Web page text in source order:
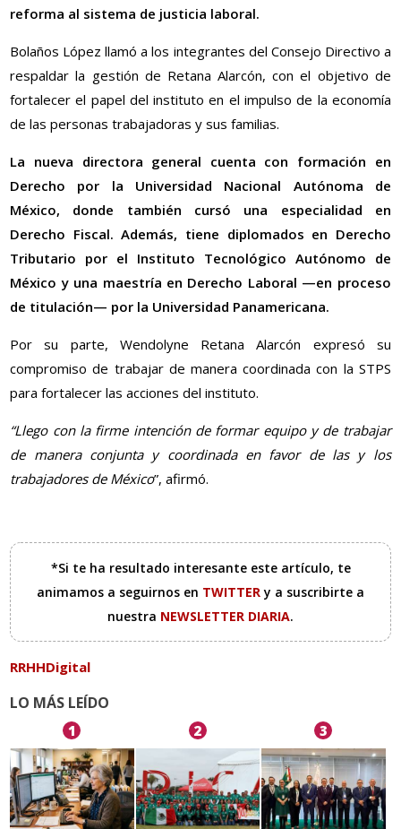
reforma al sistema de justicia laboral.
Bolaños López llamó a los integrantes del Consejo Directivo a
respaldar la gestión de Retana Alarcón, con el objetivo de
fortalecer el papel del instituto en el impulso de la economía
de las personas trabajadoras y sus familias.
La nueva directora general cuenta con formación en
Derecho por la Universidad Nacional Autónoma de
México, donde también cursó una especialidad en
Derecho Fiscal. Además, tiene diplomados en Derecho
Tributario por el Instituto Tecnológico Autónomo de
México y una maestría en Derecho Laboral —en proceso
de titulación— por la Universidad Panamericana.
Por su parte, Wendolyne Retana Alarcón expresó su
compromiso de trabajar de manera coordinada con la STPS
para fortalecer las acciones del instituto.
“Llego con la firme intención de formar equipo y de trabajar
de manera conjunta y coordinada en favor de las y los
trabajadores de México”, afirmó.
*Si te ha resultado interesante este artículo, te
animamos a seguirnos en TWITTERy a suscribirte a
nuestra NEWSLETTER DIARIA.
RRHHDigital
LO MÁS LEÍDO
1 2 3